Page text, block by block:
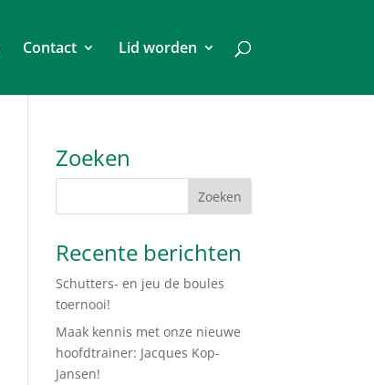
Contact Lid worden
Zoeken
Recente berichten
Schutters- en jeu de boules
toernooi!
Maak kennis met onze nieuwe
hoofdtrainer: Jacques Kop-
Jansen!